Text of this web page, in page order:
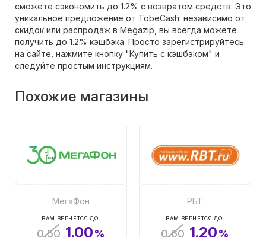
сможете сэкономить до 1.2% с возвратом средств. Это
уникальное предложение от TobeCash: независимо от
скидок или распродаж в Megazip, вы всегда можете
получить до 1.2% кэшбэка. Просто зарегистрируйтесь
на сайте, нажмите кнопку "Купить с кэшбэком" и
следуйте простым инструкциям.
Похожие магазины
МегаФон
ВАМ ВЕРНЕТСЯ ДО:
0.50 1.00%
РБТ
ВАМ ВЕРНЕТСЯ ДО:
0.60 1.20%